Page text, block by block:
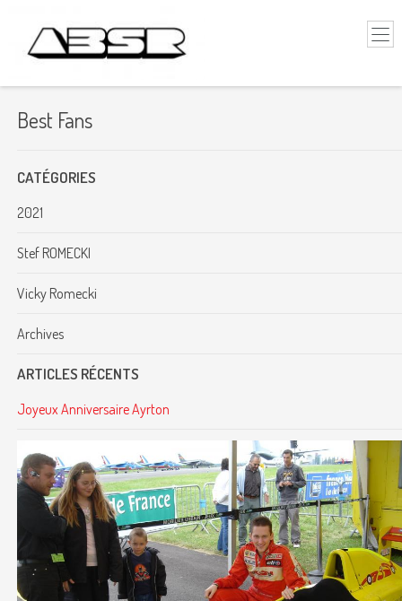
Best Fans
CATÉGORIES
2021
Stef ROMECKI
Vicky Romecki
Archives
ARTICLES RÉCENTS
Joyeux Anniversaire Ayrton